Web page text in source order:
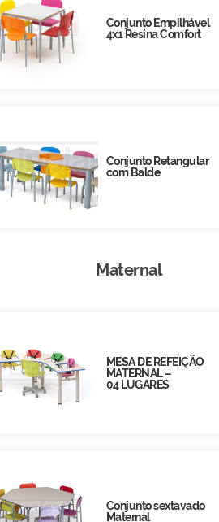
Conjunto Empilhável
4x1 Resina Comfort
Conjunto Retangular
com Balde
Maternal
MESA DE REFEIÇÃO
MATERNAL –
04 LUGARES
Conjunto sextavado
Maternal